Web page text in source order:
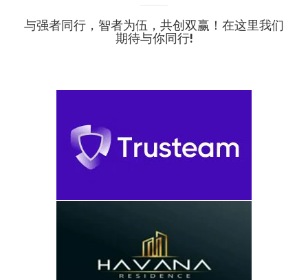
与强者同行，智者为伍，共创双赢！在这里我们
期待与你同行!